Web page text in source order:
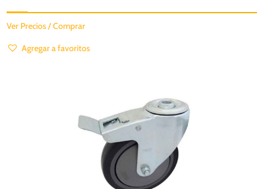
Ver Precios / Comprar
Agregar a favoritos